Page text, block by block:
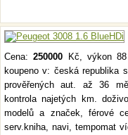
Cena:250000 Kč, výkon
koupeno v: česká republika
prověřených aut. až 36
kontrola najetých km.
modelů a značek, férové
serv.kniha, navi, tempomat